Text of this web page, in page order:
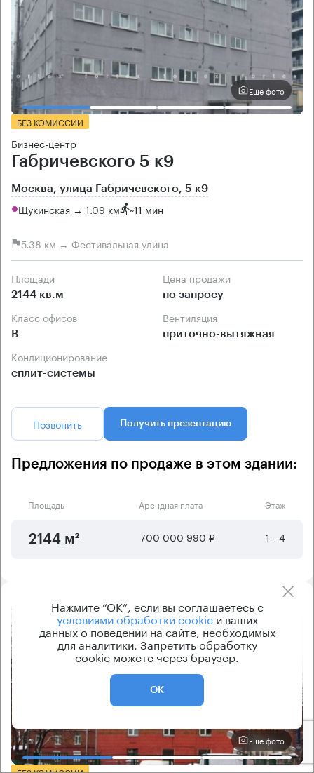
Еще фото
БЕЗ КОМИССИИ
Бизнес-центр
Габричевского 5 к9
Москва, улица Габричевского, 5 к9
Щукинская → 1.09 км ~11 мин
5.38 км → Фестивальная улица
Площади
2144 кв.м
Цена продажи
по запросу
Класс офисов
B
Вентиляция
приточно-вытяжная
Кондиционирование
сплит-системы
Позвонить Получить презентацию
Предложения по продаже в этом здании:
Площадь Арендная плата Этаж
2144 м² 700 000 990 ₽ 1 - 4
Еще фото
Нажмите “ОК”, если вы соглашаетесь с
условиями обработки cookieи ваших
данных о поведении на сайте, необходимых
для аналитики. Запретить обработку
cookie можете через браузер.
ОК